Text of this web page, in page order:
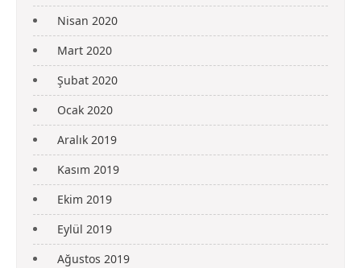
Nisan 2020
Mart 2020
Şubat 2020
Ocak 2020
Aralık 2019
Kasım 2019
Ekim 2019
Eylül 2019
Ağustos 2019